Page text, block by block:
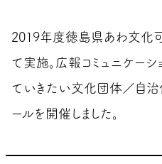
2019年度徳島県あわ文化
て実施。広報コミュニケー
ていきたい文化団体／自治
ールを開催しました。